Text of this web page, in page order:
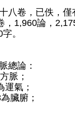
八卷，已佚，
，1,960論，
。
總論：
脈；
氣；
臟腑；